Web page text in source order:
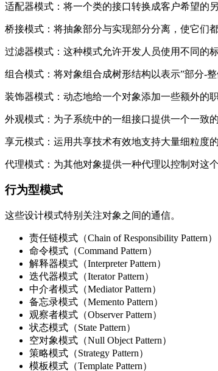
适配器模式：将一个类的接口转换成客户希望的
桥接模式：将抽象部分与实现部分分离，使它们
过滤器模式：这种模式允许开发人员使用不同的
组合模式：将对象组合成树形结构以表示”部分-
装饰器模式：动态地给一个对象添加一些额外的
外观模式：为子系统中的一组接口提供一个一致
享元模式：运用共享技术有效地支持大量细粒度的
代理模式：为其他对象提供一种代理以控制对这
行为型模式
这些设计模式特别关注对象之间的通信。
责任链模式（Chain of Responsibility Pattern）
命令模式（Command Pattern）
解释器模式（Interpreter Pattern）
迭代器模式（Iterator Pattern）
中介者模式（Mediator Pattern）
备忘录模式（Memento Pattern）
观察者模式（Observer Pattern）
状态模式（State Pattern）
空对象模式（Null Object Pattern）
策略模式（Strategy Pattern）
模板模式（Template Pattern）